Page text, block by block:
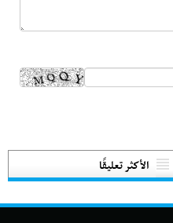
الأكثر تعليقًا